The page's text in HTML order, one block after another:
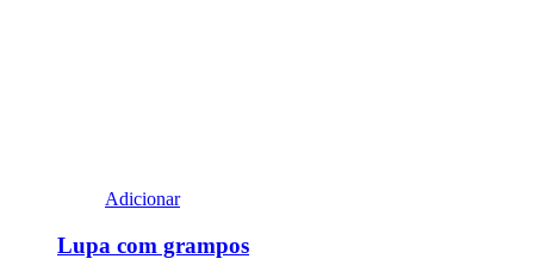
Adicionar
Lupa com grampos